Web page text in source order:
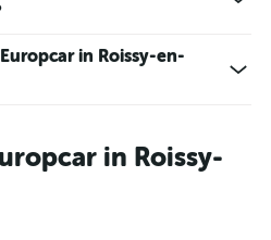
in Roissy-en-
in Roissy-